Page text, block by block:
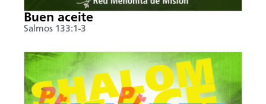
Buen aceite
Salmos 133:1-3